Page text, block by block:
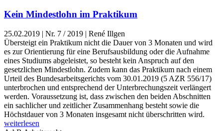
Kein Mindestlohn im Praktikum
25.02.2019 | Nr. 7 / 2019 | René Illgen
Übersteigt ein Praktikum nicht die Dauer von 3 Monaten und wird
es zur Orientierung für eine Berufsausbildung oder die Aufnahme
eines Studiums abgeleistet, so besteht kein Anspruch auf den
gesetzlichen Mindestlohn. Zudem kann das Praktikum nach einem
Urteil des Bundesarbeitsgerichts vom 30.01.2019 (5 AZR 556/17)
unterbrochen und entsprechend der Unterbrechungszeit verlängert
werden. Voraussetzung ist, dass zwischen den beiden Abschnitten
ein sachlicher und zeitlicher Zusammenhang besteht sowie die
Höchstdauer von 3 Monaten insgesamt nicht überschritten wird.
weiterlesen